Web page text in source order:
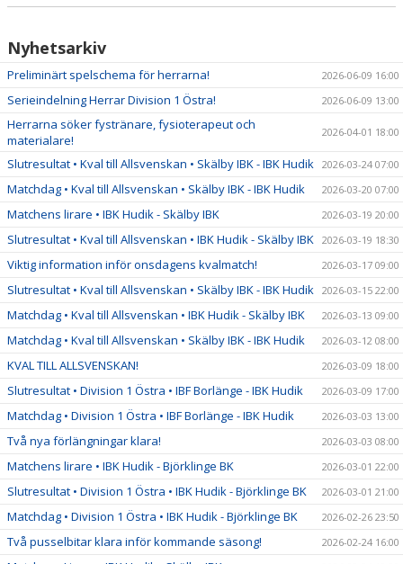
Nyhetsarkiv
Preliminärt spelschema för herrarna! 2026-06-09 16:00
Serieindelning Herrar Division 1 Östra! 2026-06-09 13:00
Herrarna söker fystränare, fysioterapeut och
materialare!
2026-04-01 18:00
Slutresultat • Kval till Allsvenskan • Skälby IBK - IBK Hudik 2026-03-24 07:00
Matchdag • Kval till Allsvenskan • Skälby IBK - IBK Hudik 2026-03-20 07:00
Matchens lirare • IBK Hudik - Skälby IBK 2026-03-19 20:00
Slutresultat • Kval till Allsvenskan • IBK Hudik - Skälby IBK 2026-03-19 18:30
Viktig information inför onsdagens kvalmatch! 2026-03-17 09:00
Slutresultat • Kval till Allsvenskan • Skälby IBK - IBK Hudik 2026-03-15 22:00
Matchdag • Kval till Allsvenskan • IBK Hudik - Skälby IBK 2026-03-13 09:00
Matchdag • Kval till Allsvenskan • Skälby IBK - IBK Hudik 2026-03-12 08:00
KVAL TILL ALLSVENSKAN! 2026-03-09 18:00
Slutresultat • Division 1 Östra • IBF Borlänge - IBK Hudik 2026-03-09 17:00
Matchdag • Division 1 Östra • IBF Borlänge - IBK Hudik 2026-03-03 13:00
Två nya förlängningar klara! 2026-03-03 08:00
Matchens lirare • IBK Hudik - Björklinge BK 2026-03-01 22:00
Slutresultat • Division 1 Östra • IBK Hudik - Björklinge BK 2026-03-01 21:00
Matchdag • Division 1 Östra • IBK Hudik - Björklinge BK 2026-02-26 23:50
Två pusselbitar klara inför kommande säsong! 2026-02-24 16:00